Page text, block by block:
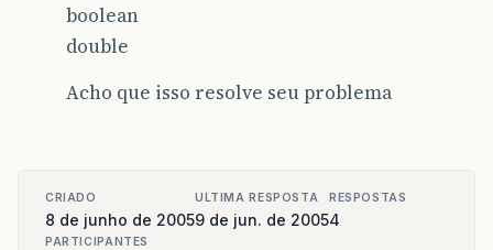
boolean
double
Acho que isso resolve seu problema
CRIADO
8 de junho de 2005
ULTIMA RESPOSTA
9 de jun. de 2005
RESPOSTAS
4
PARTICIPANTES